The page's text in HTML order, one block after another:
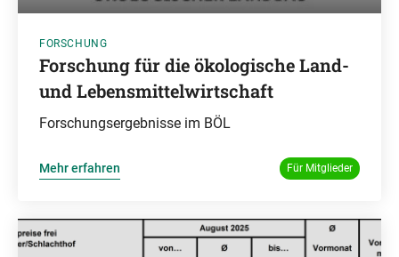
FORSCHUNG
Forschung für die ökologische Land-
und Lebensmittelwirtschaft
Forschungsergebnisse im BÖL
Mehr erfahren Für Mitglieder